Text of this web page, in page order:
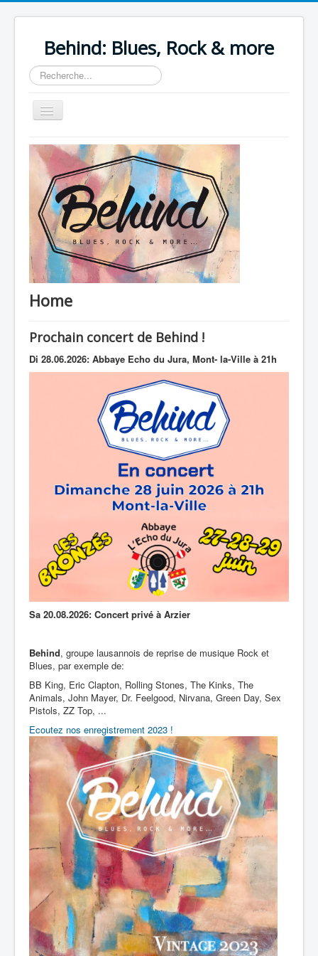
Behind: Blues, Rock & more
Rechercher
Basculer
la
Home
Le groupe
Concerts
Anciens concerts
Vidéos
Behind The Sound
Home
Prochain concert de Behind !
Di 28.06.2026: Abbaye Echo du Jura, Mont- la-Ville à 21h
Sa 20.08.2026: Concert privé à Arzier
Behind, groupe lausannois de reprise de musique Rock et
Blues, par exemple de:
BB King, Eric Clapton, Rolling Stones, The Kinks, The
Animals, John Mayer, Dr. Feelgood, Nirvana, Green Day, Sex
Pistols, ZZ Top, ...
Ecoutez nos enregistrement 2023 !